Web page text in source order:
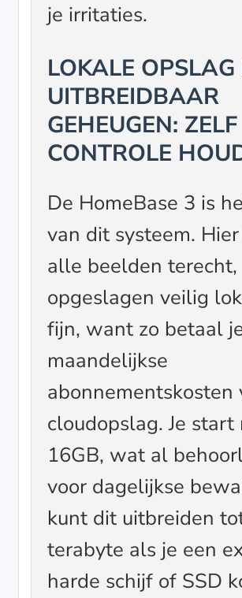
je irritaties.
LOKALE OPSLAG
UITBREIDBAAR
GEHEUGEN: ZELF
CONTROLE
De HomeBase 3 is
van dit systeem.
alle beelden terecht,
opgeslagen veilig
fijn, want zo betaal
maandelijkse
abonnementskosten
cloudopslag. Je start
16GB, wat al
voor dagelijkse
kunt dit uitbreiden
terabyte als je een
harde schijf of SSD